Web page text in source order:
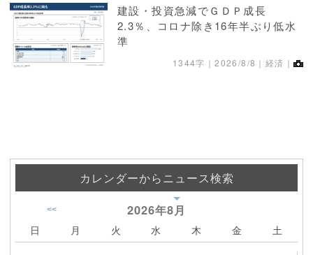
建設・投資急減でＧＤＰ成長
2.3％、コロナ除き16年半ぶり低水
準
1344字｜2026/8/8 ｜経済｜
カレンダーからニュース検索
2026年8月
<<
日 月 火 水 木 金 土